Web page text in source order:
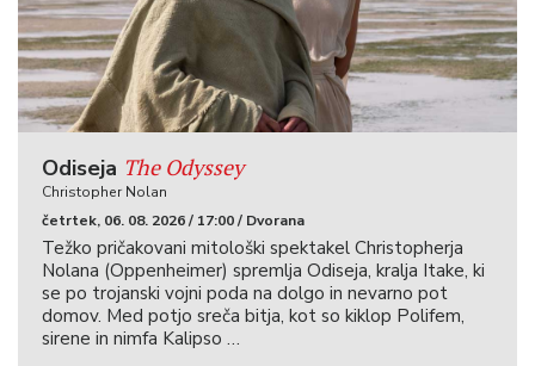
Odiseja The Odyssey
Christopher Nolan
četrtek, 06. 08. 2026 / 17:00 / Dvorana
Težko pričakovani mitološki spektakel Christopherja
Nolana (Oppenheimer) spremlja Odiseja, kralja Itake, ki
se po trojanski vojni poda na dolgo in nevarno pot
domov. Med potjo sreča bitja, kot so kiklop Polifem,
sirene in nimfa Kalipso …